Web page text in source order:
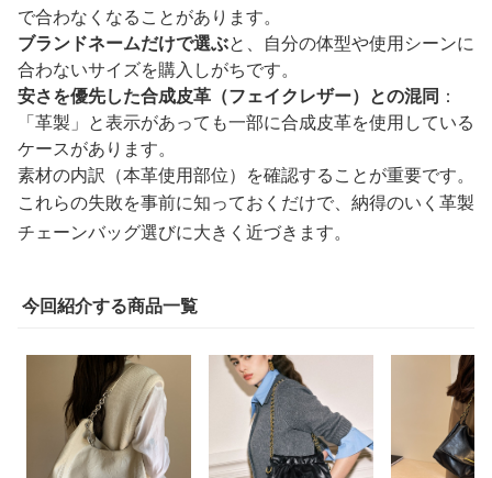
で合わなくなることがあります。
ブランドネームだけで選ぶと、自分の体型や使用シーンに
合わないサイズを購入しがちです。
安さを優先した合成皮革（フェイクレザー）との混同 ：
「革製」と表示があっても一部に合成皮革を使用している
ケースがあります。
素材の内訳（本革使用部位）を確認することが重要です。
これらの失敗を事前に知っておくだけで、納得のいく革製
チェーンバッグ選びに大きく近づきます。
今回紹介する商品一覧